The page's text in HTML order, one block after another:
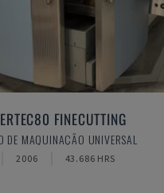
FINECUTTING
DE MAQUINAÇÃO UNIVERSAL
2006 43.686 HRS